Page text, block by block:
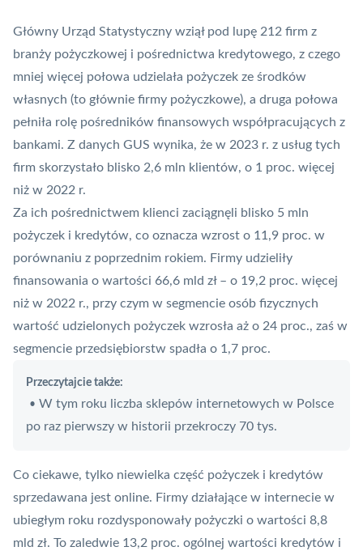
Główny Urząd Statystyczny wziął pod lupę 212 firm z
branży pożyczkowej i pośrednictwa kredytowego, z czego
mniej więcej połowa udzielała pożyczek ze środków
własnych (to głównie firmy pożyczkowe), a druga połowa
pełniła rolę pośredników finansowych współpracujących z
bankami. Z danych GUS wynika, że w 2023 r. z usług tych
firm skorzystało blisko 2,6 mln klientów, o 1 proc. więcej
niż w 2022 r.
Za ich pośrednictwem klienci zaciągnęli blisko 5 mln
pożyczek i kredytów, co oznacza wzrost o 11,9 proc. w
porównaniu z poprzednim rokiem. Firmy udzieliły
finansowania o wartości 66,6 mld zł – o 19,2 proc. więcej
niż w 2022 r., przy czym w segmencie osób fizycznych
wartość udzielonych pożyczek wzrosła aż o 24 proc., zaś w
segmencie przedsiębiorstw spadła o 1,7 proc.
Przeczytajcie także:
• W tym roku liczba sklepów internetowych w Polsce
po raz pierwszy w historii przekroczy 70 tys.
Co ciekawe, tylko niewielka część pożyczek i kredytów
sprzedawana jest online. Firmy działające w internecie w
ubiegłym roku rozdysponowały pożyczki o wartości 8,8
mld zł. To zaledwie 13,2 proc. ogólnej wartości kredytów i